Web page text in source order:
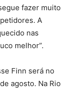
fazer muito
A
nas
melhor”.
Finn será no
agosto. Na Rio